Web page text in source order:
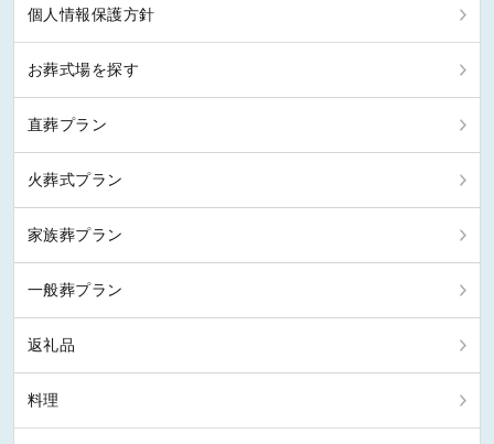
個人情報保護方針
お葬式場を探す
直葬プラン
火葬式プラン
家族葬プラン
一般葬プラン
返礼品
料理